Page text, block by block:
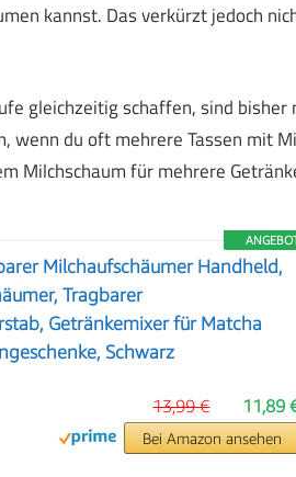
kannst. Das verkürzt jedoch
gleichzeitig schaffen, sind bisher
wenn du oft mehrere Tassen mit
Milchschaum für mehrere
Milchaufschäumer Handheld,
Tragbarer
Getränkemixer für Matcha
Schwarz
11,89
13,99 €
Bei Amazon ansehen